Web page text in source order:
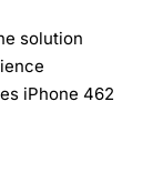
solution
iPhone 462